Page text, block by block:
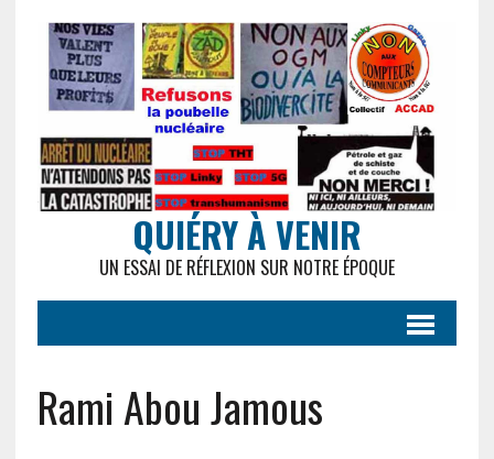
QUIÉRY À VENIR
UN ESSAI DE RÉFLEXION SUR NOTRE ÉPOQUE
Rami Abou Jamous